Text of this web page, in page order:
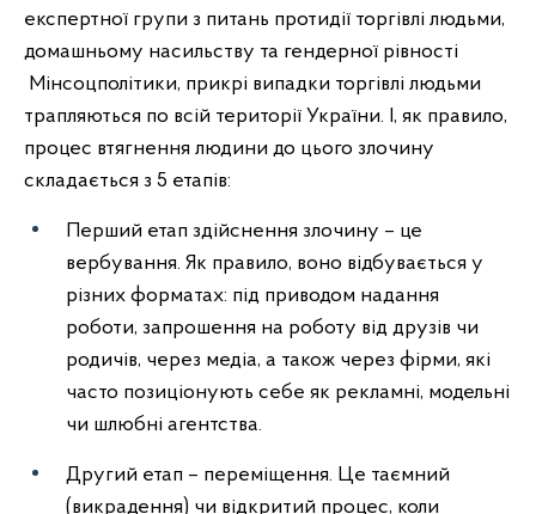
експертної групи з питань протидії торгівлі людьми,
домашньому насильству та гендерної рівності
Мінсоцполітики, прикрі випадки торгівлі людьми
трапляються по всій території України. І, як правило,
процес втягнення людини до цього злочину
складається з 5 етапів:
Перший етап здійснення злочину – це
вербування. Як правило, воно відбувається у
різних форматах: під приводом надання
роботи, запрошення на роботу від друзів чи
родичів, через медіа, а також через фірми, які
часто позиціонують себе як рекламні, модельні
чи шлюбні агентства.
Другий етап – переміщення. Це таємний
(викрадення) чи відкритий процес, коли